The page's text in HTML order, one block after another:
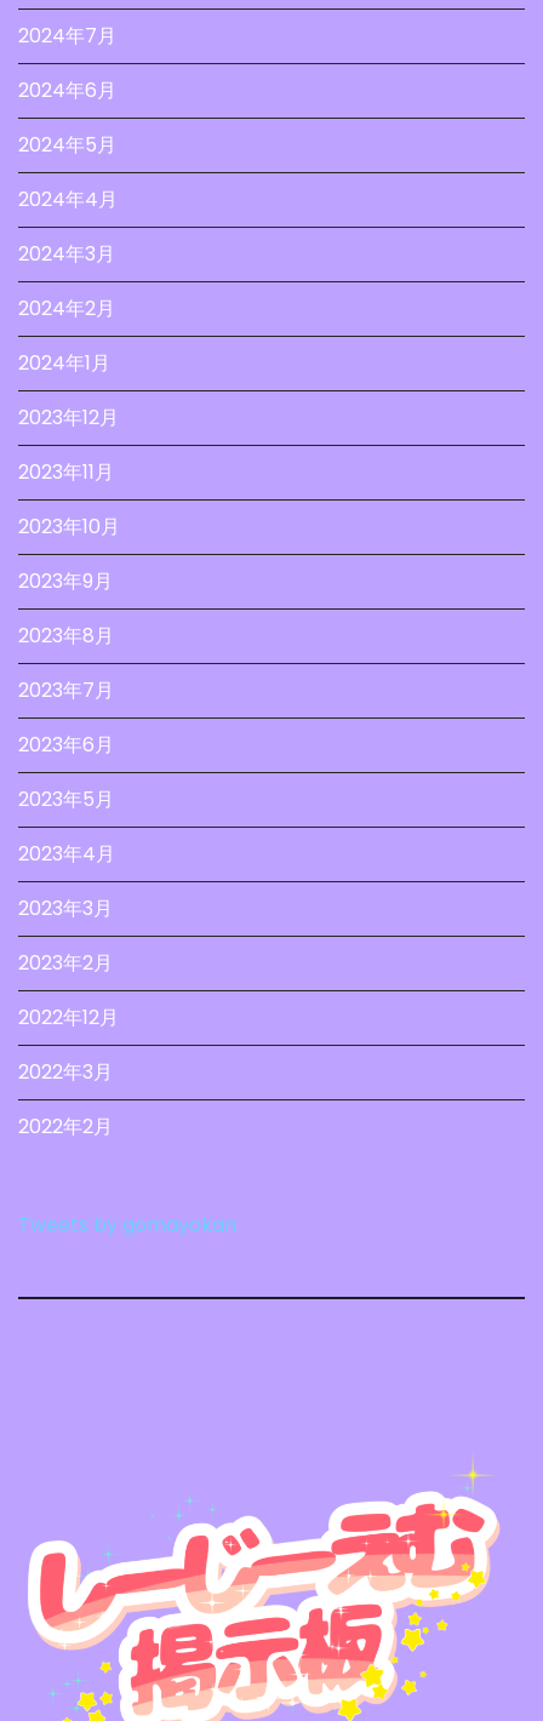
2024年7月
2024年6月
2024年5月
2024年4月
2024年3月
2024年2月
2024年1月
2023年12月
2023年11月
2023年10月
2023年9月
2023年8月
2023年7月
2023年6月
2023年5月
2023年4月
2023年3月
2023年2月
2022年12月
2022年3月
2022年2月
Tweets by gomayokan